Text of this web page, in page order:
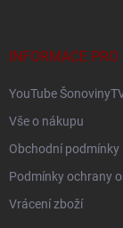
INFORMACE PRO
YouTube
Vše o nákupu
Obchodní podmínky
Podmínky ochrany
Vrácení zboží